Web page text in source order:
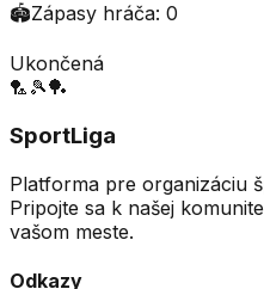
🏟️Zápasy hráča: 0
Ukončená
🏸 🎾🏓
SportLiga
Platforma pre organizáciu
Pripojte sa k našej
vašom meste.
Odkazy